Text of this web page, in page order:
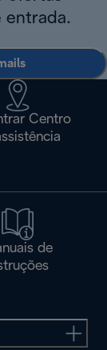
entrada.
Centro
de